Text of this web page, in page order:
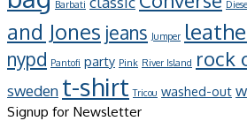
Barbati
and Jones jeans Jumper
nypd Pantofi party Pink River Island rock
sweden t-shirt Tricou washed-out
Signup for Newsletter